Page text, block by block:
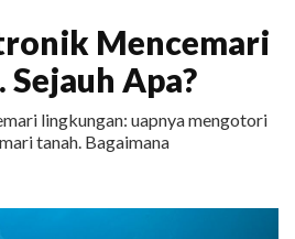
Mencemari
Apa?
lingkungan: uapnya mengotori
tanah. Bagaimana